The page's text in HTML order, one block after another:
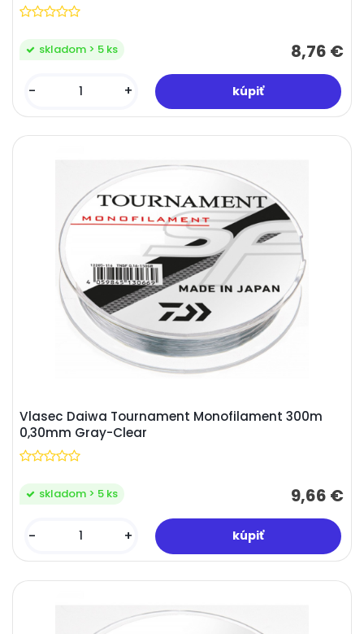
8,76 €
skladom > 5 ks
- +
Vlasec Daiwa Tournament Monofilament 300m
0,30mm Gray-Clear
9,66 €
skladom > 5 ks
- +